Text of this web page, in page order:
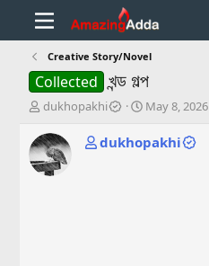
Creative Story/Novel
Collected খন্ড গল্প
T
r
e
a
dukhopakhi
S
a
r
May 8, 2026
dukhopakhi